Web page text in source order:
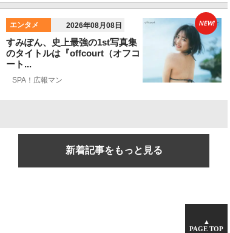
エンタメ 2026年08月08日
すみぽん、史上最強の1st写真集
のタイトルは『offcourt（オフコ
ート...
SPA！広報マン
NEW!
新着記事をもっと見る
▲
PAGE TOP